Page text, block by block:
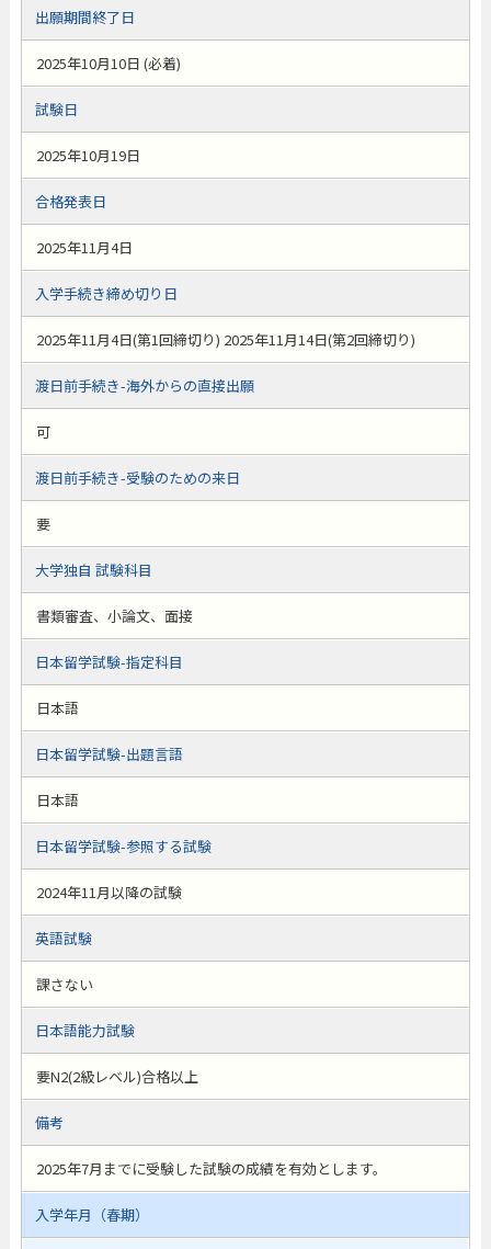
出願期間終了日
2025年10月10日 (必着)
試験日
2025年10月19日
合格発表日
2025年11月4日
入学手続き締め切り日
2025年11月4日(第1回締切り) 2025年11月14日(第2回締切り)
渡日前手続き-海外からの直接出願
可
渡日前手続き-受験のための来日
要
大学独自 試験科目
書類審査、小論文、面接
日本留学試験-指定科目
日本語
日本留学試験-出題言語
日本語
日本留学試験-参照する試験
2024年11月以降の試験
英語試験
課さない
日本語能力試験
要N2(2級レベル)合格以上
備考
2025年7月までに受験した試験の成績を有効とします。
入学年月（春期）